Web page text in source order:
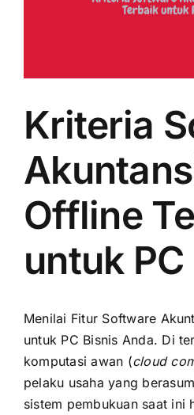
Kriteria
Offline
untuk
Menilai Fitur Software
untuk PC Bisnis Anda. Di
komputasi awan (cloud
pelaku usaha yang
sistem pembukuan saat ini